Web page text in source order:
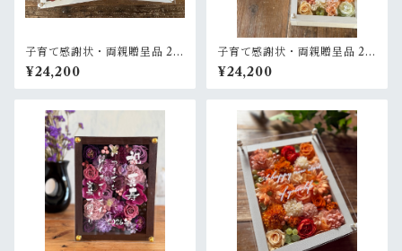
子育て感謝状・両親贈呈品 2個
セット【名入れ】プリザーブ
ドフラワーアレンジ ウッドフ
レーム 白木枠〈赤＆白ブルー
¥24,200
子育て感謝状・両親贈呈品 2個
セット【名入れ】プリザーブ
ドフラワーアレンジ ウッドフ
レーム〈ベージュオレンジ白
¥24,200